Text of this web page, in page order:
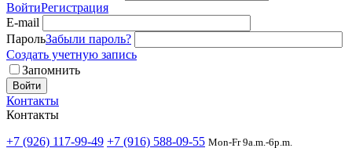
ВойтиРегистрация
E-mail
ПарольЗабыли пароль?
Создать учетную запись
Запомнить
Войти
Контакты
Контакты
+7 (926) 117-99-49 +7 (916) 588-09-55 Mon-Fr 9a.m.-6p.m.